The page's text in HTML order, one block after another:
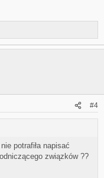
#4
potrafiła napisać
związków ??